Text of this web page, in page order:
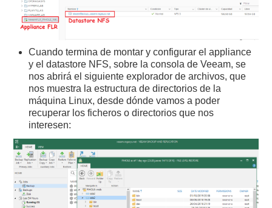
Cuando termina de montar y configurar el appliance
y el datastore NFS, sobre la consola de Veeam, se
nos abrirá el siguiente explorador de archivos, que
nos muestra la estructura de directorios de la
máquina Linux, desde dónde vamos a poder
recuperar los ficheros o directorios que nos
interesen: